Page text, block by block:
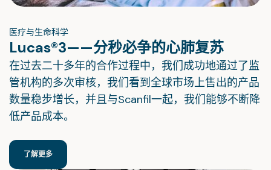
医疗与生命科学
Lucas®3——分秒必争的心肺复苏
在过去二十多年的合作过程中，我们成功地通过了监
管机构的多次审核，我们看到全球市场上售出的产品
数量稳步增长，并且与Scanfil一起，我们能够不断降
低产品成本。
了解更多